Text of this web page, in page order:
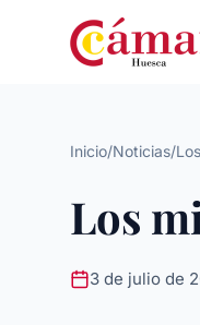
Inicio/Noticias/
Los
3 de julio de